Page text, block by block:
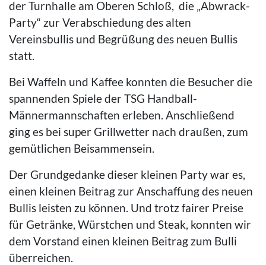
der Turnhalle am Oberen Schloß, die „Abwrack-
Party“ zur Verabschiedung des alten
Vereinsbullis und Begrüßung des neuen Bullis
statt.
Bei Waffeln und Kaffee konnten die Besucher die
spannenden Spiele der TSG Handball-
Männermannschaften erleben. Anschließend
ging es bei super Grillwetter nach draußen, zum
gemütlichen Beisammensein.
Der Grundgedanke dieser kleinen Party war es,
einen kleinen Beitrag zur Anschaffung des neuen
Bullis leisten zu können. Und trotz fairer Preise
für Getränke, Würstchen und Steak, konnten wir
dem Vorstand einen kleinen Beitrag zum Bulli
überreichen.